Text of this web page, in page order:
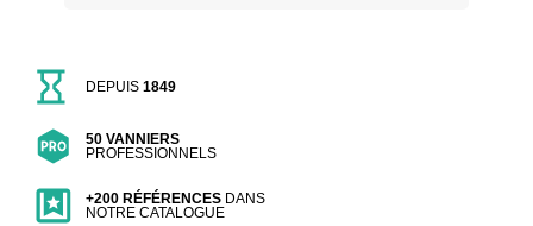
DEPUIS1849
50 VANNIERS
PROFESSIONNELS
+200 RÉFÉRENCES DANS
NOTRE CATALOGUE